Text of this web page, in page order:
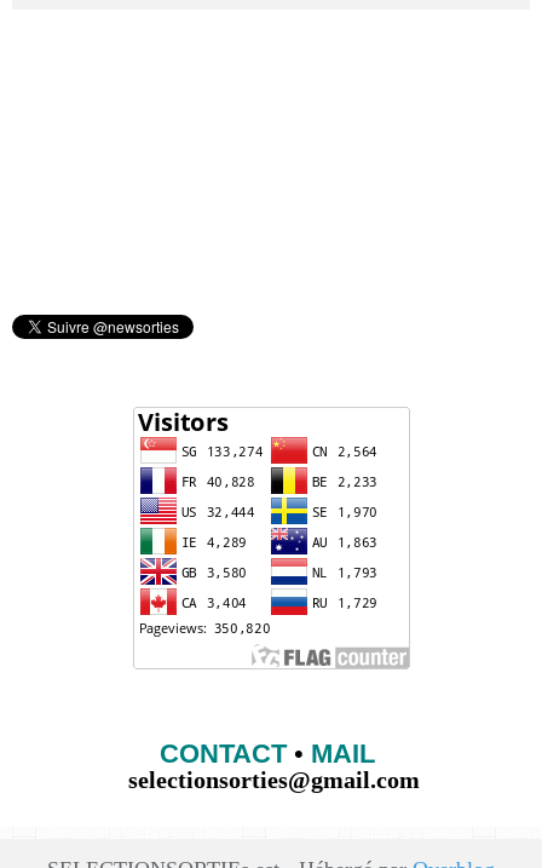
CONTACT• MAIL
selectionsorties@gmail.com